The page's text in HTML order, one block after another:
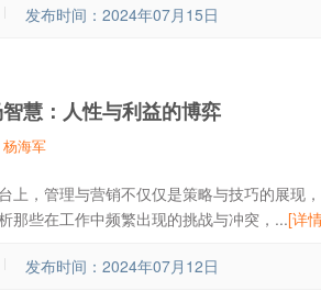
发布时间：2024年07月15日
慧：人性与利益的博弈
杨海军
，管理与营销不仅仅是策略与技巧的展现
那些在工作中频繁出现的挑战与冲突，...[详
发布时间：2024年07月12日